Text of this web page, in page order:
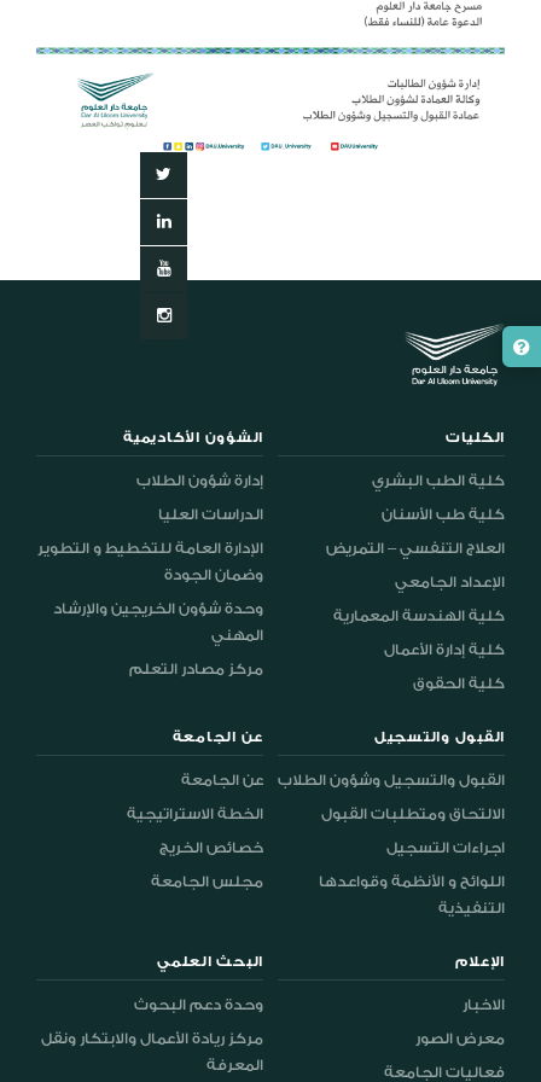
الكليات
كلية الطب البشري
كلية طب الأسنان
العلاج التنفسي – التمريض
الإعداد الجامعي
كلية الهندسة المعمارية
كلية إدارة الأعمال
كلية الحقوق
الشؤون الأكاديمية
إدارة شؤون الطلاب
الدراسات العليا
الإدارة العامة للتخطيط و التطوير
وضمان الجودة
وحدة شؤون الخريجين والإرشاد
المهني
مركز مصادر التعلم
القبول والتسجيل
القبول والتسجيل وشؤون الطلاب
الالتحاق ومتطلبات القبول
اجراءات التسجيل
اللوائح و الأنظمة وقواعدها
التنفيذية
عن الجامعة
عن الجامعة
الخطة الاستراتيجية
خصائص الخريج
مجلس الجامعة
الإعلام
الاخبار
معرض الصور
فعاليات الجامعة
البحث العلمي
وحدة دعم البحوث
مركز ريادة الأعمال والابتكار ونقل
المعرفة